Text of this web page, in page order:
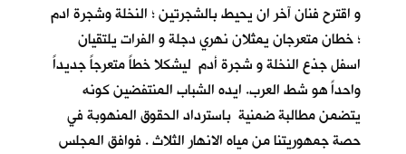
و اقترح فنان آخر ان يحيط بالشجرتين ؛ النخلة وشجرة ادم
؛ خطان متعرجان يمثلان نهري دجلة و الفرات يلتقيان
اسفل جذع النخلة و شجرة أدم ليشكلا خطاً متعرجاً جديداً
واحداً هو شط العرب. ايده الشباب المنتفضين كونه
يتضمن مطالبة ضمنية باسترداد الحقوق المنهوبة في
حصة جمهوريتنا من مياه الانهار الثلاث . فوافق المجلس